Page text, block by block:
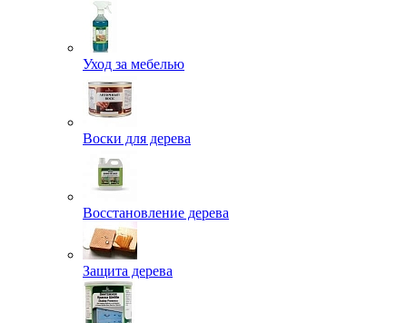
Уход за мебелью
Воски для дерева
Восстановление дерева
Защита дерева